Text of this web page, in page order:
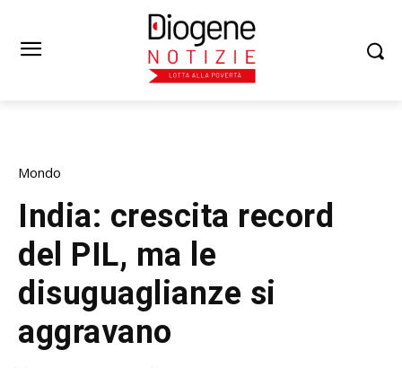
Mondo
India: crescita record
del PIL, ma le
disuguaglianze si
aggravano